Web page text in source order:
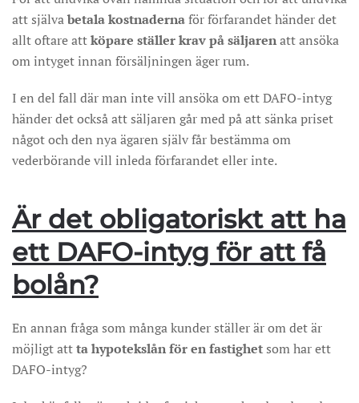
att självabetala kostnadernaför förfarandet händer det
allt oftare attköpare ställer krav på säljarenatt ansöka
om intyget innan försäljningen äger rum.
I en del fall där man inte vill ansöka om ett DAFO-intyg
händer det också att säljaren går med på att sänka priset
något och den nya ägaren själv får bestämma om
vederbörande vill inleda förfarandet eller inte.
Är det obligatoriskt att ha
ett DAFO-intyg för att få
bolån?
En annan fråga som många kunder ställer är om det är
möjligt attta hypotekslån för en fastighet som har ett
DAFO-intyg?